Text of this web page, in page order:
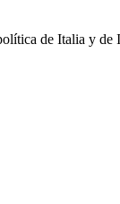
de Italia y de